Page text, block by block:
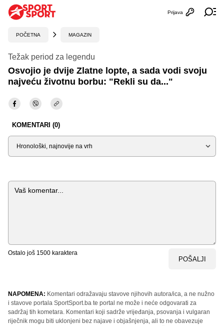
Otvori
Prijava
POČETNA MAGAZIN
Težak period za legendu
Osvojio je dvije Zlatne lopte, a sada vodi svoju
najveću životnu borbu: "Rekli su da..."
KOMENTARI (0)
Sortiraj
Komentar
Ostalo još 1500 karaktera
POŠALJI
NAPOMENA: Komentari odražavaju stavove njihovih autora/ica, a ne nužno
i stavove portala SportSport.ba te portal ne može i neće odgovarati za
sadržaj tih kometara. Komentari koji sadrže vrijeđanja, psovanja i vulgaran
riječnik mogu biti uklonjeni bez najave i objašnjenja, ali to ne obavezuje